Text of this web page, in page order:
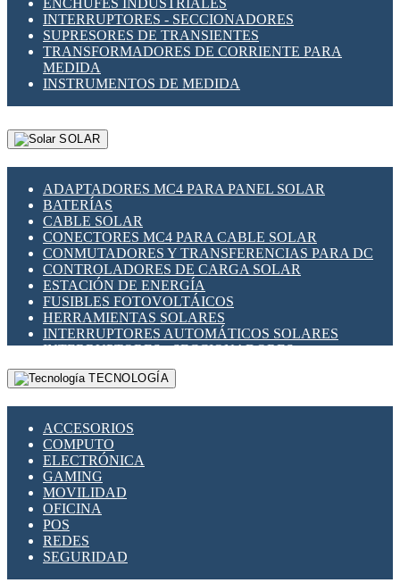
ENCHUFES INDUSTRIALES
INTERRUPTORES - SECCIONADORES
SUPRESORES DE TRANSIENTES
TRANSFORMADORES DE CORRIENTE PARA
MEDIDA
INSTRUMENTOS DE MEDIDA
SOLAR
ADAPTADORES MC4 PARA PANEL SOLAR
BATERÍAS
CABLE SOLAR
CONECTORES MC4 PARA CABLE SOLAR
CONMUTADORES Y TRANSFERENCIAS PARA DC
CONTROLADORES DE CARGA SOLAR
ESTACIÓN DE ENERGÍA
FUSIBLES FOTOVOLTÁICOS
HERRAMIENTAS SOLARES
INTERRUPTORES AUTOMÁTICOS SOLARES
INTERRUPTORES - SECCIONADORES
FOTOVOLTÁICOS
MONTAJE PANEL SOLAR
SUPRESOR DE TRANSIENTES SPDS PARA
APLICACIONES FOTOVOLTAICAS
TECNOLOGÍA
ACCESORIOS
COMPUTO
ELECTRÓNICA
GAMING
MOVILIDAD
OFICINA
POS
REDES
SEGURIDAD